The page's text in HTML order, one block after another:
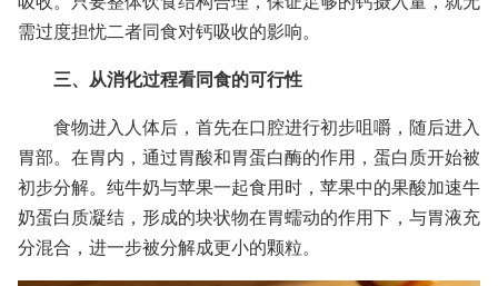
需过度担忧二者同食对钙吸收的影响。
三、从消化过程看同食的可行性
食物进入人体后，首先在口腔进行初步咀嚼，随后进入
胃部。在胃内，通过胃酸和胃蛋白酶的作用，蛋白质开始被
初步分解。纯牛奶与苹果一起食用时，苹果中的果酸加速牛
奶蛋白质凝结，形成的块状物在胃蠕动的作用下，与胃液充
分混合，进一步被分解成更小的颗粒。